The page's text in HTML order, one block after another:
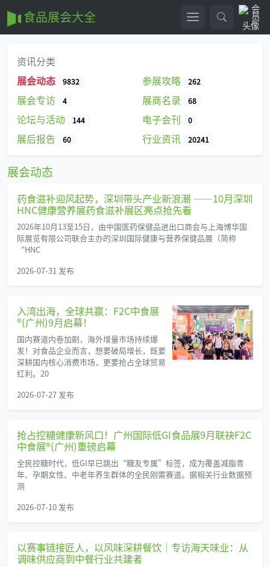
食品展会大全
资讯分类
展会动态
9832 参展攻略 262
展会专访 4 展商名录 68
论坛与活动 144 电子会刊 0
展后报告 60 行业资讯 20241
展会动态
药食滋补迎风起势，深圳带头产业新浪潮 ——10月深圳
HNC健康营养展药食滋补展区亮点抢先看
2026年10月13至15日，由中国医药保健品进出口商会与上海博华国
际展览有限公司联合主办的深圳国际健康与营养保健品展（简称
“HNC
2026-07-31 发布
入湾出海，全球共赢：F2C中食展
®(广州)9月启幕！
国内赛道内卷加剧，海外增量市场持续爆
发！对食品企业而言，想要破局增长，既要
深耕国内核心消费市场，更要抢占全球贸易
红利。20
2026-07-27 发布
抢占控糖健康新风口！广州国际低GI食品展9月联袂F2C
中食展®(广州)重磅启幕
全民控糖时代，低GI早已跳出“糖友专属”标签，成为覆盖减脂青
年、孕期女性、中老年养生群体的全民刚需赛道。据相关行业数据预
测
2026-07-10 发布
以赛事链接匠人，以风味深耕餐饮｜专访海天味业：从
调味供应商到中餐行业共建者